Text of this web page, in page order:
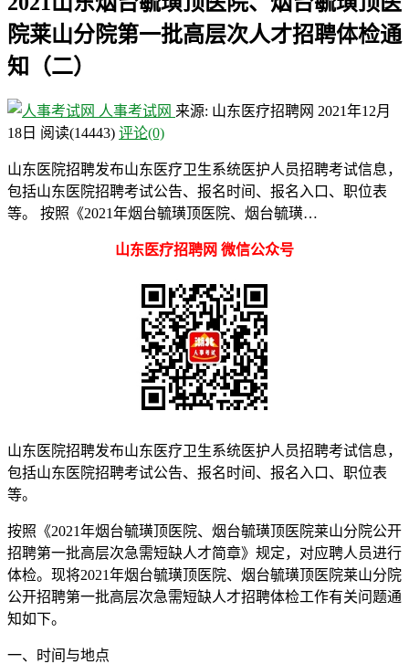
院莱山分院第一批高层次人才招聘体检通
知（二）
人事考试网 来源: 山东医疗招聘网 2021年12月
18日 阅读(14443) 评论(0)
山东医院招聘发布山东医疗卫生系统医护人员招聘考试信息，
包括山东医院招聘考试公告、报名时间、报名入口、职位表
等。 按照《2021年烟台毓璜顶医院、烟台毓璜…
山东医疗招聘网 微信公众号
山东医院招聘发布山东医疗卫生系统医护人员招聘考试信息，
包括山东医院招聘考试公告、报名时间、报名入口、职位表
等。
按照《2021年烟台毓璜顶医院、烟台毓璜顶医院莱山分院公开
招聘第一批高层次急需短缺人才简章》规定，对应聘人员进行
体检。现将2021年烟台毓璜顶医院、烟台毓璜顶医院莱山分院
公开招聘第一批高层次急需短缺人才招聘体检工作有关问题通
知如下。
一、时间与地点